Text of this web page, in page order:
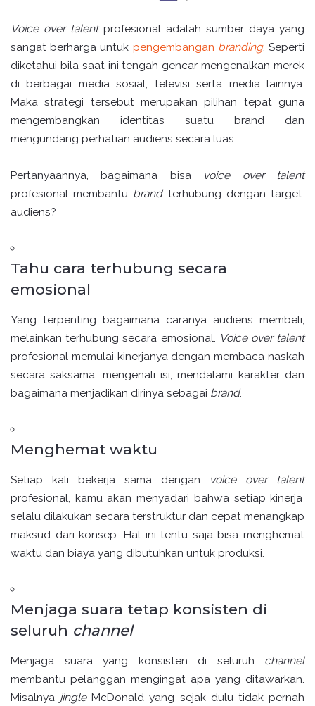
Voice over talentprofesional adalah sumber daya yang
sangat berharga untuk pengembangan branding. Seperti
diketahui bila saat ini tengah gencar mengenalkan merek
di berbagai media sosial, televisi serta media lainnya.
Maka strategi tersebut merupakan pilihan tepat guna
mengembangkan identitas suatu brand dan
mengundang perhatian audiens secara luas.
Pertanyaannya, bagaimana bisa voice over talent
profesional membantu brand terhubung dengan target
audiens?
Tahu cara terhubung secara
emosional
Yang terpenting bagaimana caranya audiens membeli,
melainkan terhubung secara emosional. Voice over talent
profesional memulai kinerjanya dengan membaca naskah
secara saksama, mengenali isi, mendalami karakter dan
bagaimana menjadikan dirinya sebagai brand.
Menghemat waktu
Setiap kali bekerja sama dengan
voice over talent
profesional, kamu akan menyadari bahwa setiap kinerja
selalu dilakukan secara terstruktur dan cepat menangkap
maksud dari konsep. Hal ini tentu saja bisa menghemat
waktu dan biaya yang dibutuhkan untuk produksi.
Menjaga suara tetap konsisten di
seluruh channel
Menjaga suara yang konsisten di seluruh channel
membantu pelanggan mengingat apa yang ditawarkan.
Misalnya jingleMcDonald yang sejak dulu tidak pernah